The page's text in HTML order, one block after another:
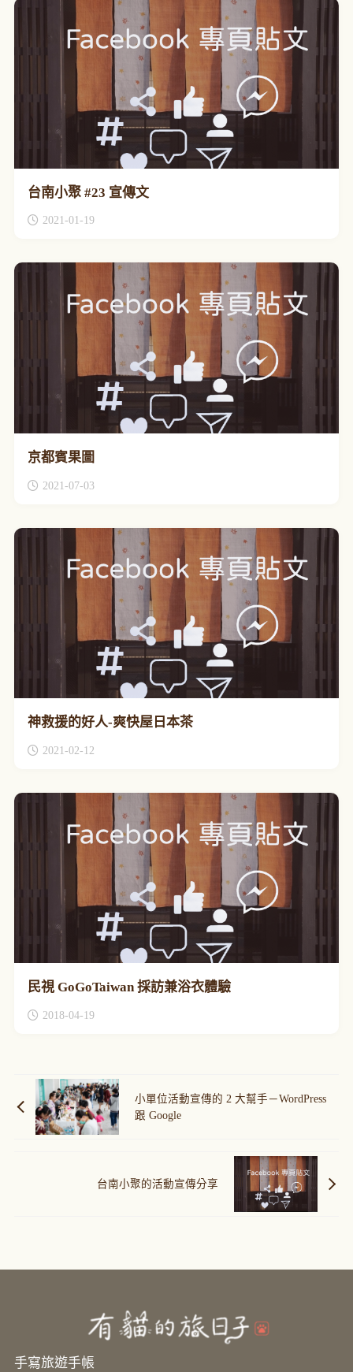
台南小聚 #23 宣傳文
2021-01-19
京都賓果圖
2021-07-03
神救援的好人-爽快屋日本茶
2021-02-12
民視 GoGoTaiwan 採訪兼浴衣體驗
2018-04-19
小單位活動宣傳的 2 大幫手－WordPress
跟 Google
台南小聚的活動宣傳分享
手寫旅遊手帳